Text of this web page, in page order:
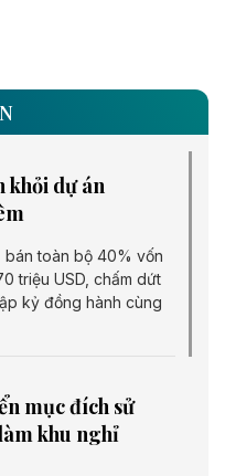
khỏi dự án
toàn bộ 40% vốn
triệu USD, chấm dứt
kỷ đồng hành cùng
mục đích sử
khu nghỉ